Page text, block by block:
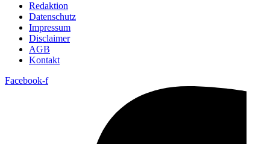
Redaktion
Datenschutz
Impressum
Disclaimer
AGB
Kontakt
Facebook-f